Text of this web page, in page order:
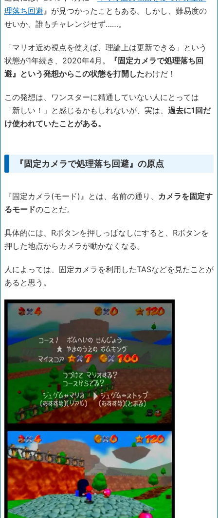
理落ち回避』が見つかったこともある。しかし、難易度の
せいか、誰もチャレンジせず……。
「マリオ近め視点を使えば、理論上は更新できる」という
状態が1年続き、2020年4月。
『固定カメラで処理落ち回
避』という発想からこの状態を打開したわけだ！
この発想は、ワンスターに精通していない人にとっては
「新しい！」と感じるかもしれないが、実は、 過去に1回だ
け使われていたことがある。
『固定カメラで処理落ち回避』の原点
『固定カメラ(モード)』とは、名前の通り、 カメラを固定す
るモードのことだ。
具体的には、Rボタンを押しっぱなしにすると、Rボタンを
押した地点からカメラが動かなくなる。
人によっては、固定カメラを利用したTASなどを見たことが
あると思う。